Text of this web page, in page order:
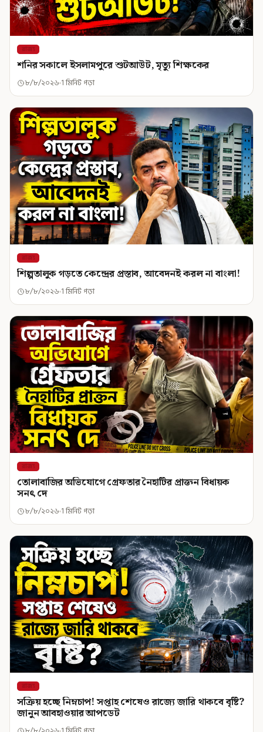
রাজ্য
শনির সকালে ইসলামপুরে শুটআউট, মৃত্যু শিক্ষকের
৮/৮/২০২৬ 1 মিনিট পড়া
রাজ্য
শিল্পতালুক গড়তে কেন্দ্রের প্রস্তাব, আবেদনই করল না বাংলা!
৮/৮/২০২৬ 1 মিনিট পড়া
রাজ্য
তোলাবাজির অভিযোগে গ্রেফতার নৈহাটির প্রাক্তন বিধায়ক
সনৎ দে
৮/৮/২০২৬ 1 মিনিট পড়া
রাজ্য
সক্রিয় হচ্ছে নিম্নচাপ! সপ্তাহ শেষেও রাজ্যে জারি থাকবে বৃষ্টি?
জানুন আবহাওয়ার আপডেট